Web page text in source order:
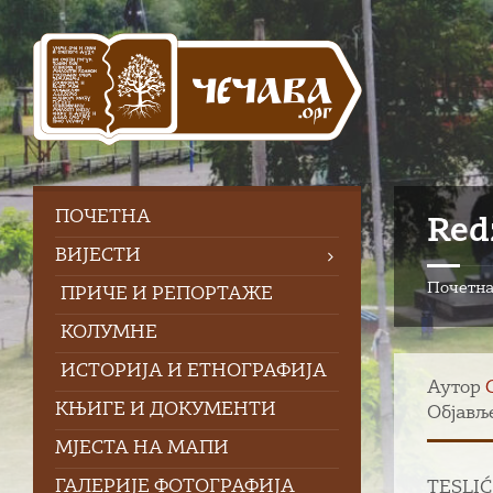
Skip
content
Skip
left
sidebar
Skip
footer
Почетна
Аутор
ПOЧЕТНА
ВИЈЕСТИ
ПРИЧЕ И РЕПОРТАЖЕ
КОЛУМНЕ
ИСТОРИЈА И ЕТНОГРАФИЈА
КЊИГЕ И ДОКУМЕНТИ
МЈЕСТА НА МАПИ
ГАЛЕРИЈЕ ФОТОГРАФИЈА